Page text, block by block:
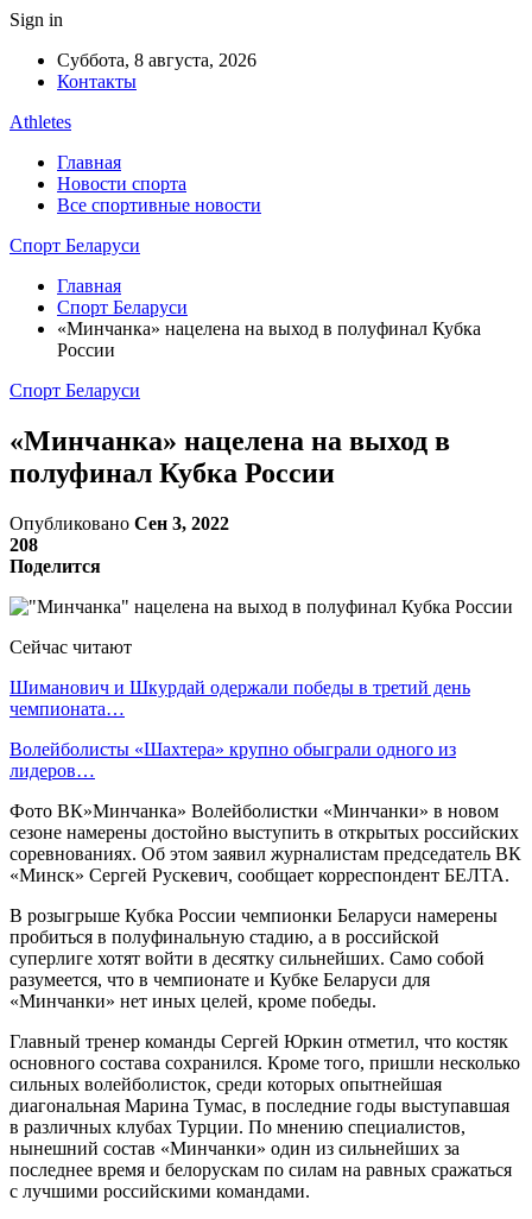
Sign in
Суббота, 8 августа, 2026
Контакты
Athletes
Главная
Новости спорта
Все спортивные новости
Спорт Беларуси
Главная
Спорт Беларуси
«Минчанка» нацелена на выход в полуфинал Кубка
России
Спорт Беларуси
«Минчанка» нацелена на выход в
полуфинал Кубка России
Опубликовано Сен 3, 2022
208
Поделится
Сейчас читают
Шиманович и Шкурдай одержали победы в третий день
чемпионата…
Волейболисты «Шахтера» крупно обыграли одного из
лидеров…
Фото ВК»Минчанка» Волейболистки «Минчанки» в новом
сезоне намерены достойно выступить в открытых российских
соревнованиях. Об этом заявил журналистам председатель ВК
«Минск» Сергей Рускевич, сообщает корреспондент БЕЛТА.
В розыгрыше Кубка России чемпионки Беларуси намерены
пробиться в полуфинальную стадию, а в российской
суперлиге хотят войти в десятку сильнейших. Само собой
разумеется, что в чемпионате и Кубке Беларуси для
«Минчанки» нет иных целей, кроме победы.
Главный тренер команды Сергей Юркин отметил, что костяк
основного состава сохранился. Кроме того, пришли несколько
сильных волейболисток, среди которых опытнейшая
диагональная Марина Тумас, в последние годы выступавшая
в различных клубах Турции. По мнению специалистов,
нынешний состав «Минчанки» один из сильнейших за
последнее время и белорускам по силам на равных сражаться
с лучшими российскими командами.